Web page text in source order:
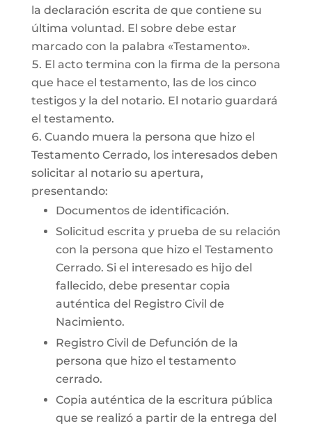
la declaración escrita de que contiene su
última voluntad. El sobre debe estar
marcado con la palabra «Testamento».
El acto termina con la firma de la persona
que hace el testamento, las de los cinco
testigos y la del notario. El notario guardará
el testamento.
Cuando muera la persona que hizo el
Testamento Cerrado, los interesados deben
solicitar al notario su apertura,
presentando:
Documentos de identificación.
Solicitud escrita y prueba de su relación
con la persona que hizo el Testamento
Cerrado. Si el interesado es hijo del
fallecido, debe presentar copia
auténtica del Registro Civil de
Nacimiento.
Registro Civil de Defunción de la
persona que hizo el testamento
cerrado.
Copia auténtica de la escritura pública
que se realizó a partir de la entrega del